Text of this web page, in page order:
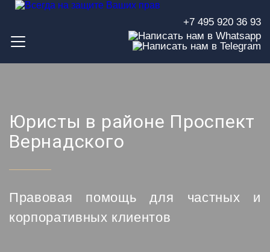
+7 495 920 36 93
Юристы в районе Проспект
Вернадского
Правовая помощь для частных и
корпоративных клиентов